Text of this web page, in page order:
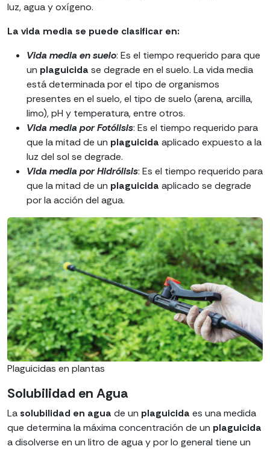
luz, agua y oxígeno.
La vida media se puede clasificar en:
Vida media en suelo: Es el tiempo requerido para que
un plaguicida se degrade en el suelo. La vida media
está determinada por el tipo de organismos
presentes en el suelo, el tipo de suelo (arena, arcilla,
limo), pH y temperatura, entre otros.
Vida media por Fotólisis: Es el tiempo requerido para
que la mitad de un plaguicida aplicado expuesto a la
luz del sol se degrade.
Vida media por Hidrólisis: Es el tiempo requerido para
que la mitad de un plaguicida aplicado se degrade
por la acción del agua.
Plaguicidas en plantas
Solubilidad en Agua
La solubilidad en agua de un plaguicida es una medida
que determina la máxima concentración de un plaguicida
a disolverse en un litro de agua y por lo general tiene un